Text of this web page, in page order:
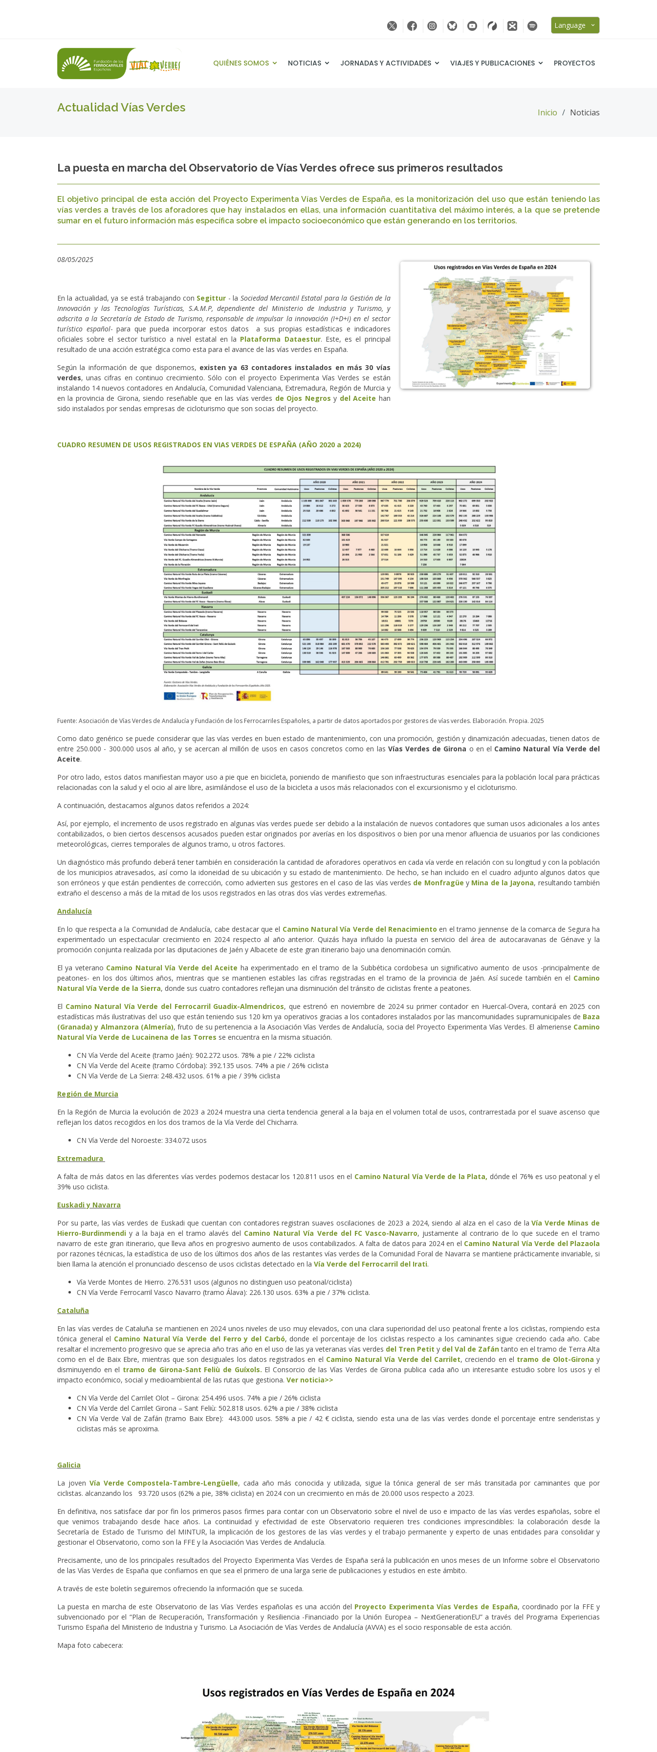
Language
QUIÉNES SOMOS NOTICIAS JORNADAS Y ACTIVIDADES VIAJES Y PUBLICACIONES PROYECTOS
Actualidad Vías Verdes Inicio Noticias
La puesta en marcha del Observatorio de Vías Verdes ofrece sus primeros resultados
El objetivo principal de esta acción del Proyecto Experimenta Vías Verdes de España, es la monitorización del uso que están teniendo las
vías verdes a través de los aforadores que hay instalados en ellas, una información cuantitativa del máximo interés, a la que se pretende
sumar en el futuro información más específica sobre el impacto socioeconómico que están generando en los territorios.
08/05/2025
En la actualidad, ya se está trabajando con Segittur - la Sociedad Mercantil Estatal para la Gestión de la
Innovación y las Tecnologías Turísticas, S.A.M.P, dependiente del Ministerio de Industria y Turismo, y
adscrita a la Secretaría de Estado de Turismo, responsable de impulsar la innovación (I+D+i) en el sector
turístico español- para que pueda incorporar estos datos a sus propias estadísticas e indicadores
oficiales sobre el sector turístico a nivel estatal en la Plataforma Dataestur. Este, es el principal
resultado de una acción estratégica como esta para el avance de las vías verdes en España.
Según la información de que disponemos, existen ya 63 contadores instalados en más 30 vías
verdes, unas cifras en continuo crecimiento. Sólo con el proyecto Experimenta Vías Verdes se están
instalando 14 nuevos contadores en Andalucía, Comunidad Valenciana, Extremadura, Región de Murcia y
en la provincia de Girona, siendo reseñable que en las vías verdes de Ojos Negros y del Aceite han
sido instalados por sendas empresas de cicloturismo que son socias del proyecto.
CUADRO RESUMEN DE USOS REGISTRADOS EN VIAS VERDES DE ESPAÑA (AÑO 2020 a 2024)
Fuente: Asociación de Vías Verdes de Andalucía y Fundación de los Ferrocarriles Españoles, a partir de datos aportados por gestores de vías verdes. Elaboración. Propia. 2025
Como dato genérico se puede considerar que las vías verdes en buen estado de mantenimiento, con una promoción, gestión y dinamización adecuadas, tienen datos de
entre 250.000 - 300.000 usos al año, y se acercan al millón de usos en casos concretos como en las Vías Verdes de Girona o en el Camino Natural Vía Verde del
Aceite.
Por otro lado, estos datos manifiestan mayor uso a pie que en bicicleta, poniendo de manifiesto que son infraestructuras esenciales para la población local para prácticas
relacionadas con la salud y el ocio al aire libre, asimilándose el uso de la bicicleta a usos más relacionados con el excursionismo y el cicloturismo.
A continuación, destacamos algunos datos referidos a 2024:
Así, por ejemplo, el incremento de usos registrado en algunas vías verdes puede ser debido a la instalación de nuevos contadores que suman usos adicionales a los antes
contabilizados, o bien ciertos descensos acusados pueden estar originados por averías en los dispositivos o bien por una menor afluencia de usuarios por las condiciones
meteorológicas, cierres temporales de algunos tramo, u otros factores.
Un diagnóstico más profundo deberá tener también en consideración la cantidad de aforadores operativos en cada vía verde en relación con su longitud y con la población
de los municipios atravesados, así como la idoneidad de su ubicación y su estado de mantenimiento. De hecho, se han incluido en el cuadro adjunto algunos datos que
son erróneos y que están pendientes de corrección, como advierten sus gestores en el caso de las vías verdes de Monfragüe y Mina de la Jayona, resultando también
extraño el descenso a más de la mitad de los usos registrados en las otras dos vías verdes extremeñas.
Andalucía
En lo que respecta a la Comunidad de Andalucía, cabe destacar que el Camino Natural Vía Verde del Renacimiento en el tramo jiennense de la comarca de Segura ha
experimentado un espectacular crecimiento en 2024 respecto al año anterior. Quizás haya influido la puesta en servicio del área de autocaravanas de Génave y la
promoción conjunta realizada por las diputaciones de Jaén y Albacete de este gran itinerario bajo una denominación común.
El ya veterano Camino Natural Vía Verde del Aceite ha experimentado en el tramo de la Subbética cordobesa un significativo aumento de usos -principalmente de
peatones- en los dos últimos años, mientras que se mantienen estables las cifras registradas en el tramo de la provincia de Jaén. Así sucede también en el Camino
Natural Vía Verde de la Sierra, donde sus cuatro contadores reflejan una disminución del tránsito de ciclistas frente a peatones.
El Camino Natural Vía Verde del Ferrocarril Guadix-Almendricos, que estrenó en noviembre de 2024 su primer contador en Huercal-Overa, contará en 2025 con
estadísticas más ilustrativas del uso que están teniendo sus 120 km ya operativos gracias a los contadores instalados por las mancomunidades supramunicipales de Baza
(Granada) y Almanzora (Almería), fruto de su pertenencia a la Asociación Vías Verdes de Andalucía, socia del Proyecto Experimenta Vías Verdes. El almeriense Camino
Natural Vía Verde de Lucainena de las Torres se encuentra en la misma situación.
CN Vía Verde del Aceite (tramo Jaén): 902.272 usos. 78% a pie / 22% ciclista
CN Vía Verde del Aceite (tramo Córdoba): 392.135 usos. 74% a pie / 26% ciclista
CN Vía Verde de La Sierra: 248.432 usos. 61% a pie / 39% ciclista
Región de Murcia
En la Región de Murcia la evolución de 2023 a 2024 muestra una cierta tendencia general a la baja en el volumen total de usos, contrarrestada por el suave ascenso que
reflejan los datos recogidos en los dos tramos de la Vía Verde del Chicharra.
CN Vía Verde del Noroeste: 334.072 usos
Extremadura
A falta de más datos en las diferentes vías verdes podemos destacar los 120.811 usos en el Camino Natural Vía Verde de la Plata, dónde el 76% es uso peatonal y el
39% uso ciclista.
Euskadi y Navarra
Por su parte, las vías verdes de Euskadi que cuentan con contadores registran suaves oscilaciones de 2023 a 2024, siendo al alza en el caso de laVía Verde Minas de
Hierro-Burdinmendi y a la baja en el tramo alavés del Camino Natural Vía Verde del FC Vasco-Navarro, justamente al contrario de lo que sucede en el tramo
navarro de este gran itinerario, que lleva años en progresivo aumento de usos contabilizados. A falta de datos para 2024 en el Camino Natural Vía Verde del Plazaola
por razones técnicas, la estadística de uso de los últimos dos años de las restantes vías verdes de la Comunidad Foral de Navarra se mantiene prácticamente invariable, si
bien llama la atención el pronunciado descenso de usos ciclistas detectado en la Vía Verde del Ferrocarril del Irati.
Vía Verde Montes de Hierro. 276.531 usos (algunos no distinguen uso peatonal/ciclista)
CN Vía Verde Ferrocarril Vasco Navarro (tramo Álava): 226.130 usos. 63% a pie / 37% ciclista.
Cataluña
En las vías verdes de Cataluña se mantienen en 2024 unos niveles de uso muy elevados, con una clara superioridad del uso peatonal frente a los ciclistas, rompiendo esta
tónica general el Camino Natural Vía Verde del Ferro y del Carbó, donde el porcentaje de los ciclistas respecto a los caminantes sigue creciendo cada año. Cabe
resaltar el incremento progresivo que se aprecia año tras año en el uso de las ya veteranas vías verdes del Tren Petit y del Val de Zafántanto en el tramo de Terra Alta
como en el de Baix Ebre, mientras que son desiguales los datos registrados en el Camino Natural Vía Verde del Carrilet, creciendo en el tramo de Olot-Girona y
disminuyendo en el tramo de Girona-Sant Feliù de Guíxols. El Consorcio de las Vías Verdes de Girona publica cada año un interesante estudio sobre los usos y el
impacto económico, social y medioambiental de las rutas que gestiona. Ver noticia>>
CN Vía Verde del Carrilet Olot – Girona: 254.496 usos. 74% a pie / 26% ciclista
CN Vía Verde del Carrilet Girona – Sant Feliù: 502.818 usos. 62% a pie / 38% ciclista
CN Vía Verde Val de Zafán (tramo Baix Ebre): 443.000 usos. 58% a pie / 42 € ciclista, siendo esta una de las vías verdes donde el porcentaje entre senderistas y
ciclistas más se aproxima.
Galicia
La joven Vía Verde Compostela-Tambre-Lengüelle, cada año más conocida y utilizada, sigue la tónica general de ser más transitada por caminantes que por
ciclistas. alcanzando los 93.720 usos (62% a pie, 38% ciclista) en 2024 con un crecimiento en más de 20.000 usos respecto a 2023.
En definitiva, nos satisface dar por fin los primeros pasos firmes para contar con un Observatorio sobre el nivel de uso e impacto de las vías verdes españolas, sobre el
que venimos trabajando desde hace años. La continuidad y efectividad de este Observatorio requieren tres condiciones imprescindibles: la colaboración desde la
Secretaría de Estado de Turismo del MINTUR, la implicación de los gestores de las vías verdes y el trabajo permanente y experto de unas entidades para consolidar y
gestionar el Observatorio, como son la FFE y la Asociación Vias Verdes de Andalucía.
Precisamente, uno de los principales resultados del Proyecto Experimenta Vías Verdes de España será la publicación en unos meses de un Informe sobre el Observatorio
de las Vías Verdes de España que confiamos en que sea el primero de una larga serie de publicaciones y estudios en este ámbito.
A través de este boletín seguiremos ofreciendo la información que se suceda.
La puesta en marcha de este Observatorio de las Vías Verdes españolas es una acción del Proyecto Experimenta Vías Verdes de España, coordinado por la FFE y
subvencionado por el “Plan de Recuperación, Transformación y Resiliencia -Financiado por la Unión Europea – NextGenerationEU” a través del Programa Experiencias
Turismo España del Ministerio de Industria y Turismo. La Asociación de Vías Verdes de Andalucía (AVVA) es el socio responsable de esta acción.
Mapa foto cabecera: